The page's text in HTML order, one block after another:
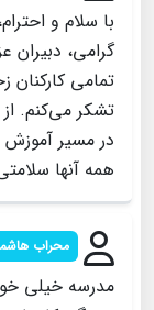
با سلام و
گرامی، دبیران
تمامی
تشکر می‌کنم.
در مسیر آموزش
همه آنها
محراب
مدرسه خیلی